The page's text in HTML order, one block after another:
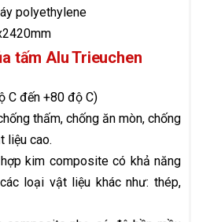
polyethylene
tấm Alu Trieuchen
C đến +80 độ C)
thấm, chống ăn mòn, chống
liệu cao.
kim composite có khả năng
loại vật liệu khác như: thép,